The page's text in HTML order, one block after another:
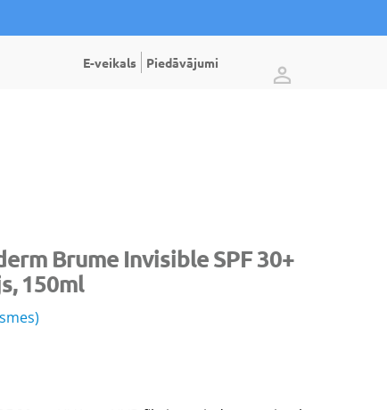
E-veikals Piedāvājumi
Brume Invisible SPF 30+
150ml